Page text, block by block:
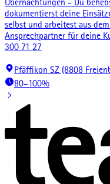
Übernachtungen - Du
dokumentierst deine
selbst und arbeitest aus
Ansprechpartner für deine
300 71 27
Pfäffikon SZ (8808
80–100%